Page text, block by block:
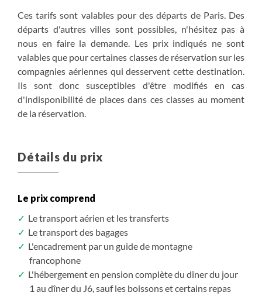
Assuré à partir de 5 Inclus : vol
1 550 €/ pers
S'inscrire
Ces tarifs sont valables pour des départs de Paris. Des
départs d'autres villes sont possibles, n'hésitez pas à
nous en faire la demande. Les prix indiqués ne sont
valables que pour certaines classes de réservation sur les
compagnies aériennes qui desservent cette destination.
Ils sont donc susceptibles d'être modifiés en cas
d'indisponibilité de places dans ces classes au moment
de la réservation.
Détails du prix
Le prix comprend
Le transport aérien et les transferts
Le transport des bagages
L'encadrement par un guide de montagne
francophone
L'hébergement en pension complète du dîner du jour
1 au dîner du J6, sauf les boissons et certains repas